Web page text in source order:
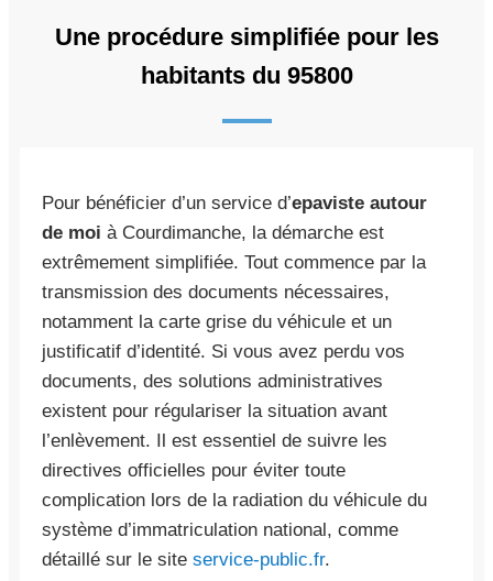
Une procédure simplifiée pour les
habitants du 95800
Pour bénéficier d’un service d’epaviste autour
de moi à Courdimanche, la démarche est
extrêmement simplifiée. Tout commence par la
transmission des documents nécessaires,
notamment la carte grise du véhicule et un
justificatif d’identité. Si vous avez perdu vos
documents, des solutions administratives
existent pour régulariser la situation avant
l’enlèvement. Il est essentiel de suivre les
directives officielles pour éviter toute
complication lors de la radiation du véhicule du
système d’immatriculation national, comme
détaillé sur le site service-public.fr.